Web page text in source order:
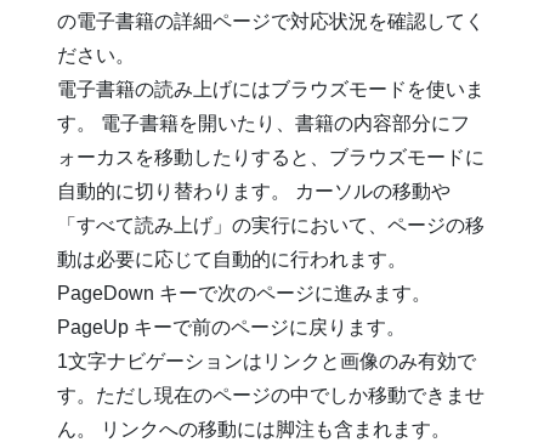
の電子書籍の詳細ページで対応状況を確認してく
ださい。
電子書籍の読み上げにはブラウズモードを使いま
す。 電子書籍を開いたり、書籍の内容部分にフ
ォーカスを移動したりすると、ブラウズモードに
自動的に切り替わります。 カーソルの移動や
「すべて読み上げ」の実行において、ページの移
動は必要に応じて自動的に行われます。
PageDown キーで次のページに進みます。
PageUp キーで前のページに戻ります。
1文字ナビゲーションはリンクと画像のみ有効で
す。ただし現在のページの中でしか移動できませ
ん。 リンクへの移動には脚注も含まれます。